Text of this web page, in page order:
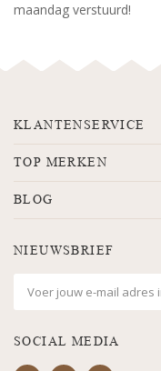
maandag verstuurd!
KLANTENSERVICE
TOP MERKEN
BLOG
NIEUWSBRIEF
SOCIAL MEDIA